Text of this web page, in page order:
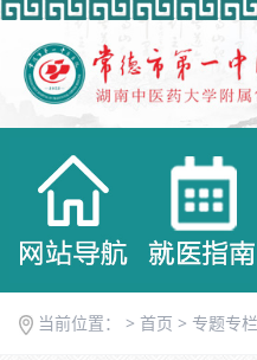
当前位置： > 首页 > 专题专栏